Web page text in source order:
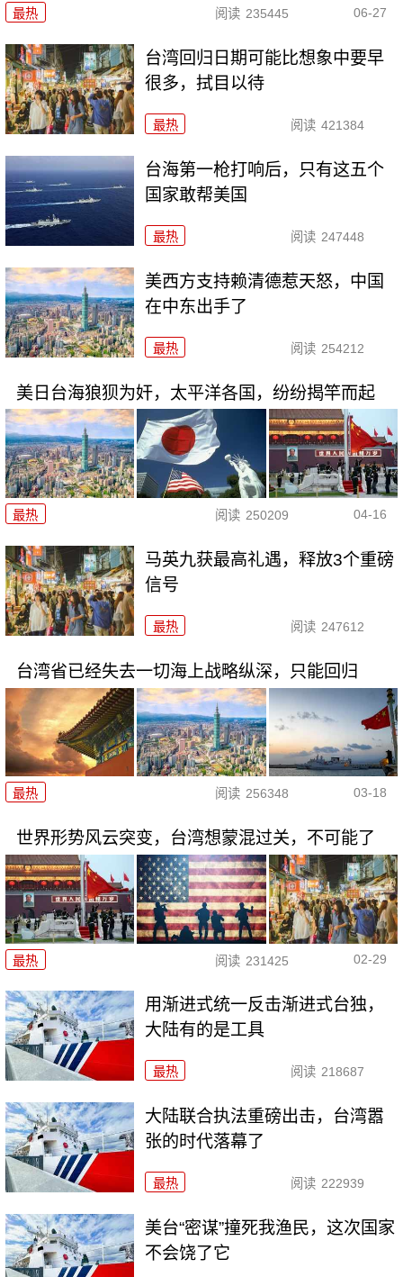
最热 阅读 235445 06-27
台湾回归日期可能比想象中要早
很多，拭目以待
最热 阅读 421384
台海第一枪打响后，只有这五个
国家敢帮美国
最热 阅读 247448
美西方支持赖清德惹天怒，中国
在中东出手了
最热 阅读 254212
美日台海狼狈为奸，太平洋各国，纷纷揭竿而起
最热 阅读 250209 04-16
马英九获最高礼遇，释放3个重磅
信号
最热 阅读 247612
台湾省已经失去一切海上战略纵深，只能回归
最热 阅读 256348 03-18
世界形势风云突变，台湾想蒙混过关，不可能了
最热 阅读 231425 02-29
用渐进式统一反击渐进式台独，
大陆有的是工具
最热 阅读 218687
大陆联合执法重磅出击，台湾嚣
张的时代落幕了
最热 阅读 222939
美台“密谋”撞死我渔民，这次国家
不会饶了它